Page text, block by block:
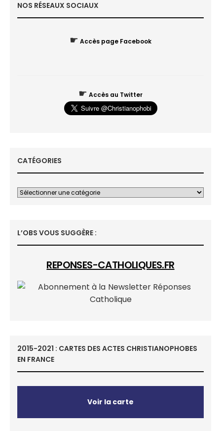
NOS RÉSEAUX SOCIAUX
☛ Accès page Facebook
☛ Accès au Twitter
CATÉGORIES
L’OBS VOUS SUGGÈRE :
REPONSES-CATHOLIQUES.FR
2015-2021 : CARTES DES ACTES CHRISTIANOPHOBES
EN FRANCE
Voir la carte